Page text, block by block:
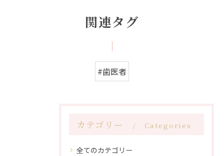
関連タグ
#歯医者
カテゴリー Categories
全てのカテゴリー